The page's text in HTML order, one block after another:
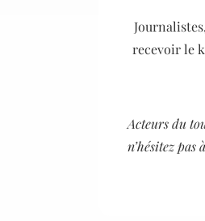
recevoir le
Acteurs du
n’hésitez pas à